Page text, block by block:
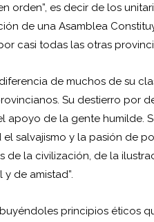
orden”, es decir de los
de una Asamblea
casi todas las otras
de muchos de su
Su destierro por
de la gente humilde.
salvajismo y la pasión de
de la civilización, de la
de amistad”.
principios éticos